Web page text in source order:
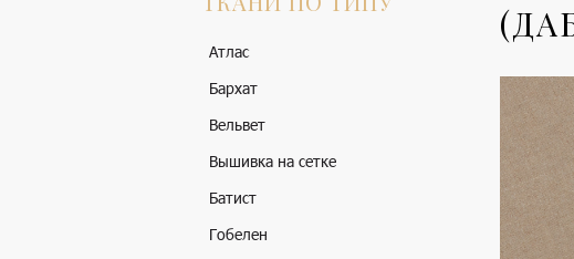
Атлас
Бархат
Вельвет
Вышивка на сетке
Батист
Гобелен